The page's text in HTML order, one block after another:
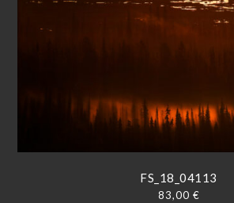
FS_18_04113
83,00 €